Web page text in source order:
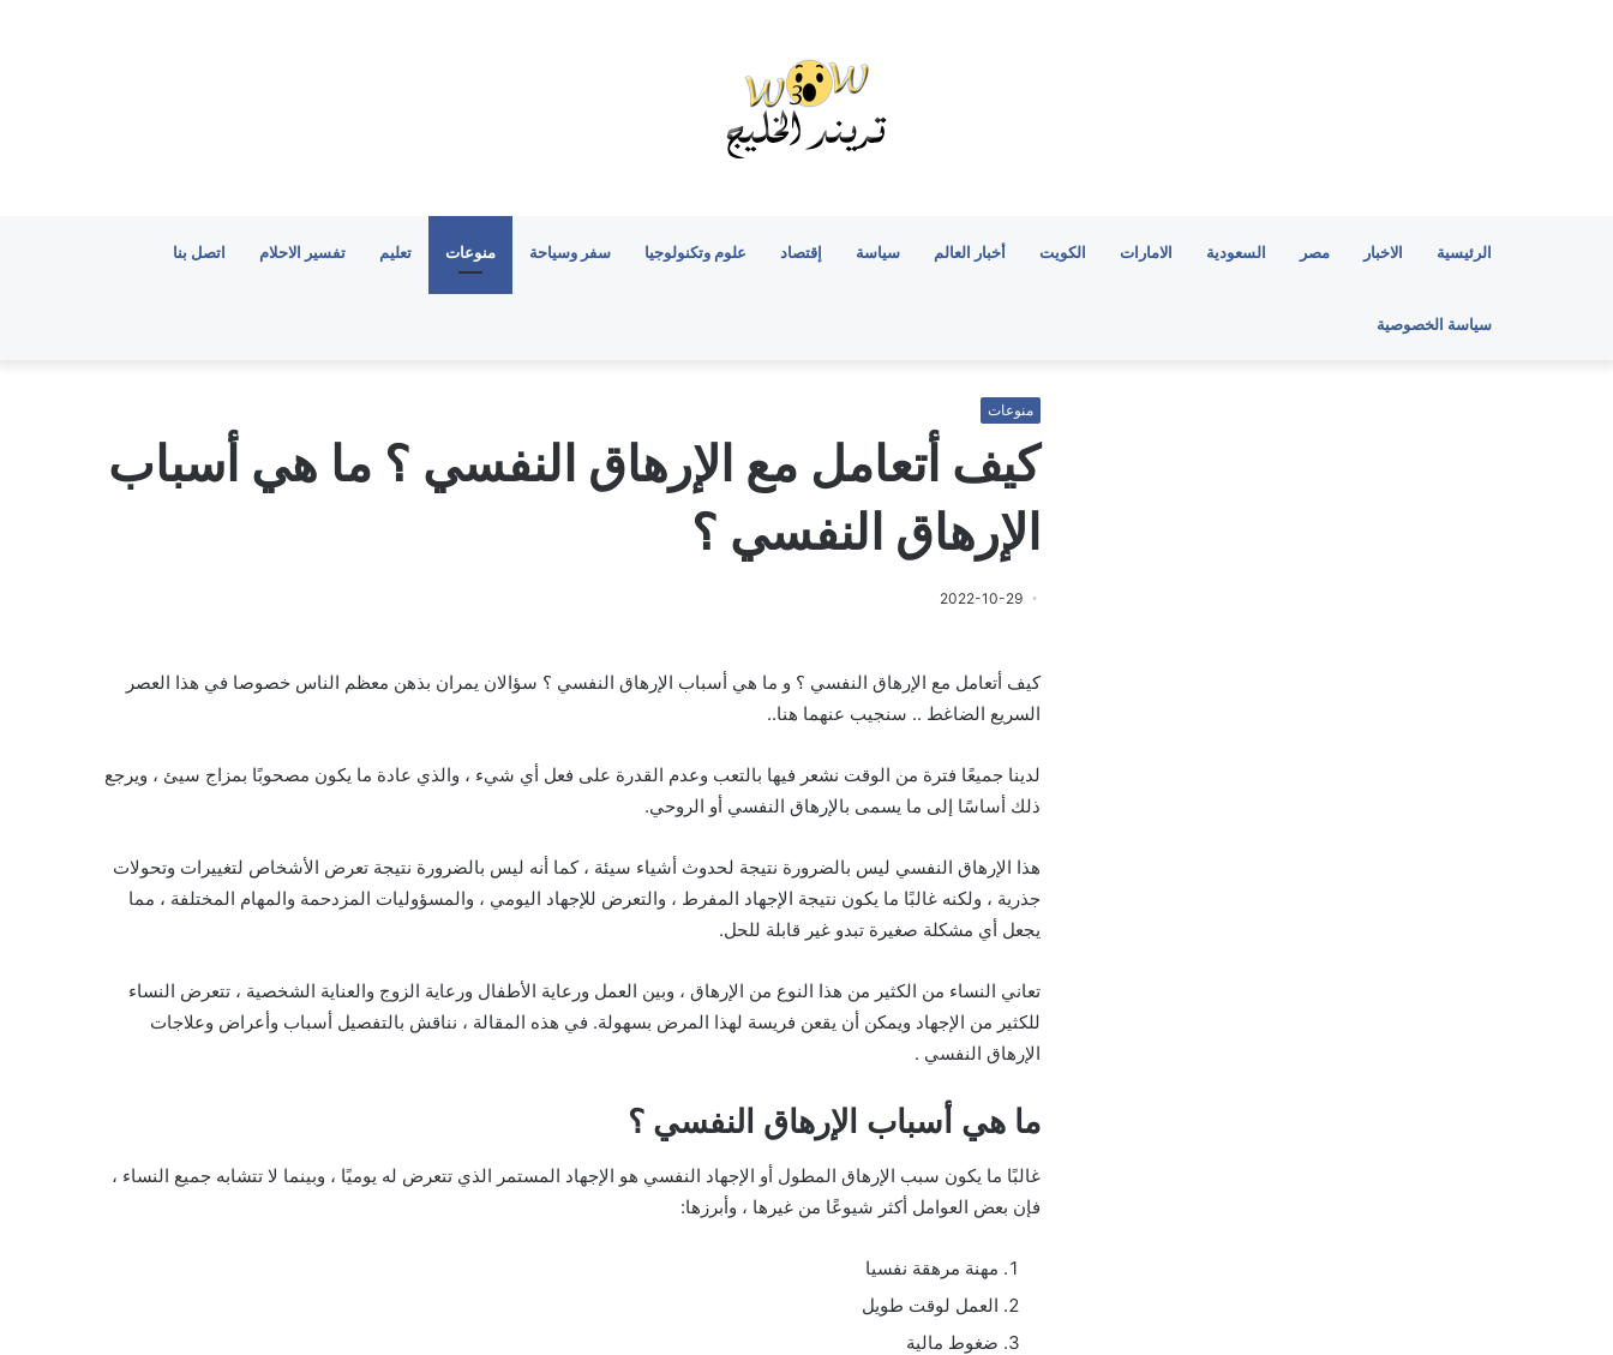
الرئيسية الاخبار مصر السعودية الامارات الكويت أخبار العالم سياسة إقتصاد علوم وتكنولوجيا سفر وسياحة منوعات تعليم تفسير الاحلام اتصل بنا
سياسة الخصوصية
منوعات
كيف أتعامل مع الإرهاق النفسي ؟ ما هي أسباب
الإرهاق النفسي ؟
2022-10-29
كيف أتعامل مع الإرهاق النفسي ؟ و ما هي أسباب الإرهاق النفسي ؟ سؤالان يمران بذهن معظم الناس خصوصا في هذا العصر
السريع الضاغط .. سنجيب عنهما هنا..
لدينا جميعًا فترة من الوقت نشعر فيها بالتعب وعدم القدرة على فعل أي شيء ، والذي عادة ما يكون مصحوبًا بمزاج سيئ ، ويرجع
ذلك أساسًا إلى ما يسمى بالإرهاق النفسي أو الروحي.
هذا الإرهاق النفسي ليس بالضرورة نتيجة لحدوث أشياء سيئة ، كما أنه ليس بالضرورة نتيجة تعرض الأشخاص لتغييرات وتحولات
جذرية ، ولكنه غالبًا ما يكون نتيجة الإجهاد المفرط ، والتعرض للإجهاد اليومي ، والمسؤوليات المزدحمة والمهام المختلفة ، مما
يجعل أي مشكلة صغيرة تبدو غير قابلة للحل.
تعاني النساء من الكثير من هذا النوع من الإرهاق ، وبين العمل ورعاية الأطفال ورعاية الزوج والعناية الشخصية ، تتعرض النساء
للكثير من الإجهاد ويمكن أن يقعن فريسة لهذا المرض بسهولة. في هذه المقالة ، نناقش بالتفصيل أسباب وأعراض وعلاجات
الإرهاق النفسي .
ما هي أسباب الإرهاق النفسي ؟
غالبًا ما يكون سبب الإرهاق المطول أو الإجهاد النفسي هو الإجهاد المستمر الذي تتعرض له يوميًا ، وبينما لا تتشابه جميع النساء ،
فإن بعض العوامل أكثر شيوعًا من غيرها ، وأبرزها:
مهنة مرهقة نفسيا
العمل لوقت طويل
ضغوط مالية